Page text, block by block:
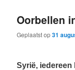
Oorbellen
Geplaatst op31
Syrië, iedereen